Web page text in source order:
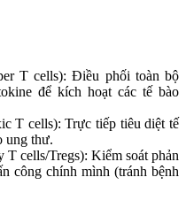
T cells): Điều phối toàn bộ
để kích hoạt các tế bào
T cells): Trực tiếp tiêu diệt tế
ung thư.
T cells/Tregs): Kiểm soát phản
công chính mình (tránh bệnh